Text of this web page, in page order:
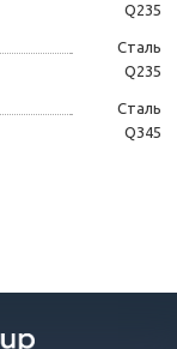
Q235
Сталь
Q235
Сталь
Q345